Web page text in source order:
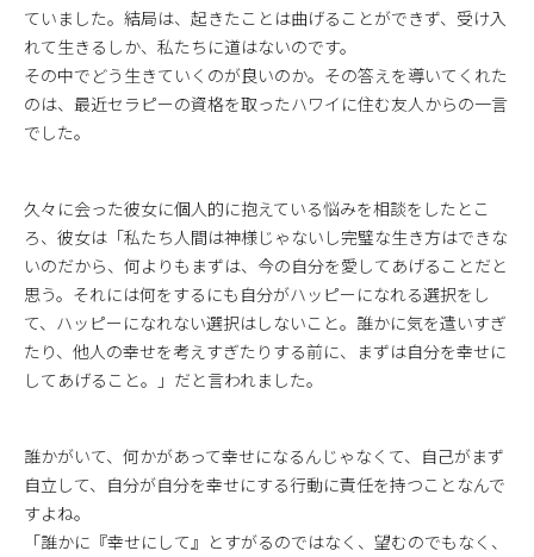
ていました。結局は、起きたことは曲げることができず、受け入
れて生きるしか、私たちに道はないのです。
その中でどう生きていくのが良いのか。その答えを導いてくれた
のは、最近セラピーの資格を取ったハワイに住む友人からの一言
でした。
久々に会った彼女に個人的に抱えている悩みを相談をしたとこ
ろ、彼女は「私たち人間は神様じゃないし完璧な生き方はできな
いのだから、何よりもまずは、今の自分を愛してあげることだと
思う。それには何をするにも自分がハッピーになれる選択をし
て、ハッピーになれない選択はしないこと。誰かに気を遣いすぎ
たり、他人の幸せを考えすぎたりする前に、まずは自分を幸せに
してあげること。」だと言われました。
誰かがいて、何かがあって幸せになるんじゃなくて、自己がまず
自立して、自分が自分を幸せにする行動に責任を持つことなんで
すよね。
「誰かに『幸せにして』とすがるのではなく、望むのでもなく、